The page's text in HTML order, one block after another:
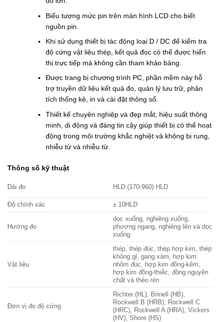
Biểu tượng mức pin trên màn hình LCD cho biết
nguồn pin.
Khi sử dụng thiết bị tác động loại D / DC để kiểm tra
độ cứng vật liệu thép, kết quả đọc có thể được hiển
thị trực tiếp mà không cần tham khảo bảng.
Được trang bị chương trình PC, phần mềm này hỗ
trợ truyền dữ liệu kết quả đo, quản lý lưu trữ, phân
tích thống kê, in và cài đặt thông số.
Thiết kế chuyên nghiệp và đẹp mắt, hiệu suất thông
minh, di động và đáng tin cậy giúp thiết bị có thể hoạt
động trong môi trường khắc nghiệt và không bị rung,
nhiễu từ và nhiễu từ.
Thông số kỹ thuật
Dải đo HLD (170-960) HLD
Độ chính xác ± 10HLD
Hướng đo
dọc xuống, nghiêng xuống,
phương ngang, nghiêng lên và dọc
xuống
Vật liệu
thép, thép đúc, thép hợp kim, thép
không gỉ, gang xám, hợp kim
nhôm đúc, hợp kim đồng-kẽm,
hợp kim đồng-thiếc, đồng nguyên
chất và théo rèn
Đơn vị đo độ cứng
Richter (HL), Brinell (HB),
Rockwell B (HRB), Rockwell C
(HRC), Rockwell A (HRA), Vickers
(HV), Shore (HS)